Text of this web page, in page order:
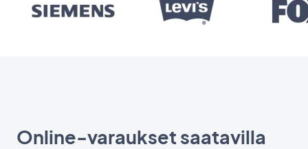
Online-varaukset saatavilla